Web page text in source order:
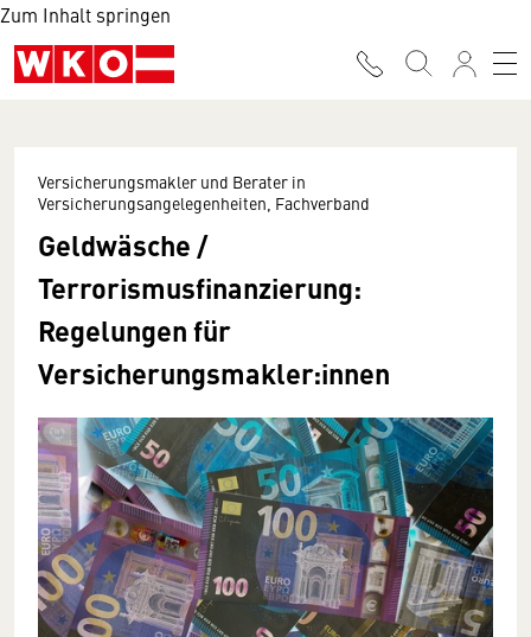
Zum Inhalt springen
Versicherungsmakler und Berater in
Versicherungsangelegenheiten, Fachverband
Geldwäsche /
Terrorismusfinanzierung:
Regelungen für
Versicherungsmakler:innen